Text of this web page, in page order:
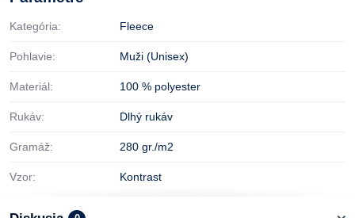
Kategória: Fleece
Pohlavie: Muži (Unisex)
Materiál: 100 % polyester
Rukáv: Dlhý rukáv
Gramáž: 280 gr./m2
Vzor: Kontrast